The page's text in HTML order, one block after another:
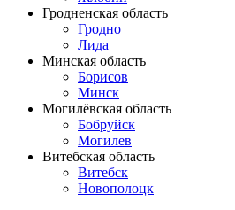
Гродненская область
Гродно
Лида
Минская область
Борисов
Минск
Могилёвская область
Бобруйск
Могилев
Витебская область
Витебск
Новополоцк